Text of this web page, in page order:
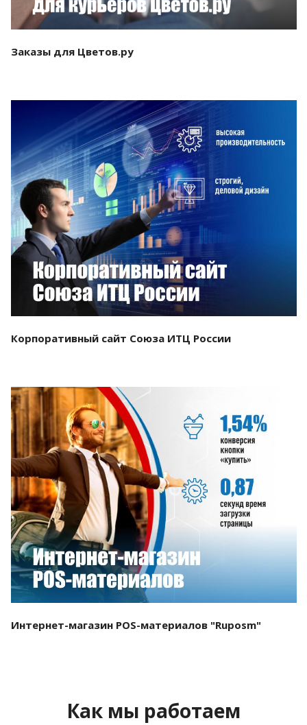
Заказы для Цветов.ру
Смотреть проект
Корпоративный сайт Союза ИТЦ России
Смотреть проект
Интернет-магазин POS-материалов "Ruposm"
Как мы работаем